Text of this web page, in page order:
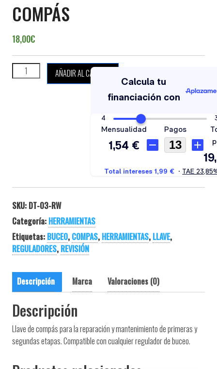
COMPÁS
18,00€
TECNOMAR LLAVE DE COMPÁS cantidad
AÑADIR AL CARRITO
SKU: DT-03-RW
Categoría: HERRAMIENTAS
Etiquetas: BUCEO, COMPAS, HERRAMIENTAS, LLAVE,
REGULADORES, REVISIÓN
Descripción Marca Valoraciones (0)
Descripción
Llave de compás para la reparación y mantenimiento de primeras y
segundas etapas. Compatible con cualquier regulador de buceo.